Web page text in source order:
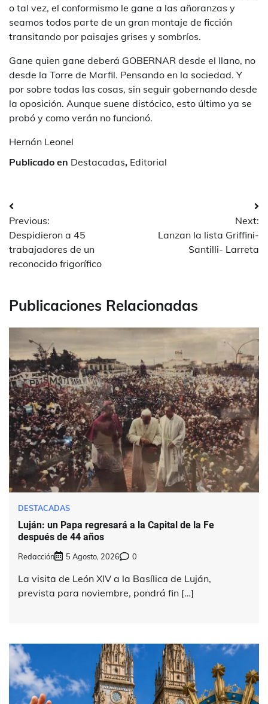
o tal vez, el conformismo le gane a las añoranzas y
seamos todos parte de un gran montaje de ficción
transitando por paisajes grises y sombríos.
Gane quien gane deberá GOBERNAR desde el llano, no
desde la Torre de Marfil. Pensando en la sociedad. Y
por sobre todas las cosas, sin seguir gobernando desde
la oposición. Aunque suene distócico, esto último ya se
probó y como verán no funcionó.
Hernán Leonel
Publicado en Destacadas, Editorial
Navegación
de
entradas
Previous:
Despidieron a 45
trabajadores de un
reconocido frigorífico
Next:
Lanzan la lista Griffini-
Santilli- Larreta
Publicaciones Relacionadas
DESTACADAS
Luján: un Papa regresará a la Capital de la Fe
después de 44 años
Redacción 5 Agosto, 2026 0
La visita de León XIV a la Basílica de Luján,
prevista para noviembre, pondrá fin […]